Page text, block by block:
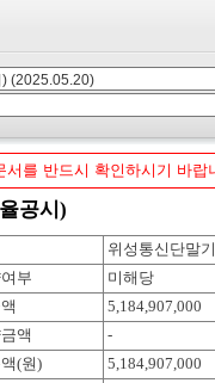
를 반드시 확인하시기 바랍